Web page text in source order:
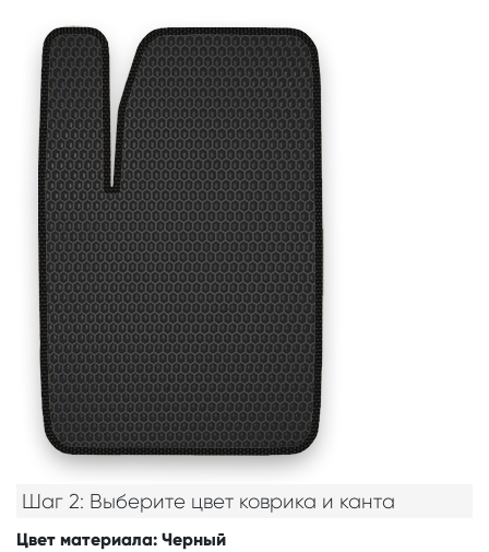
Шаг 2: Выберите цвет коврика и канта
Цвет материала: Черный